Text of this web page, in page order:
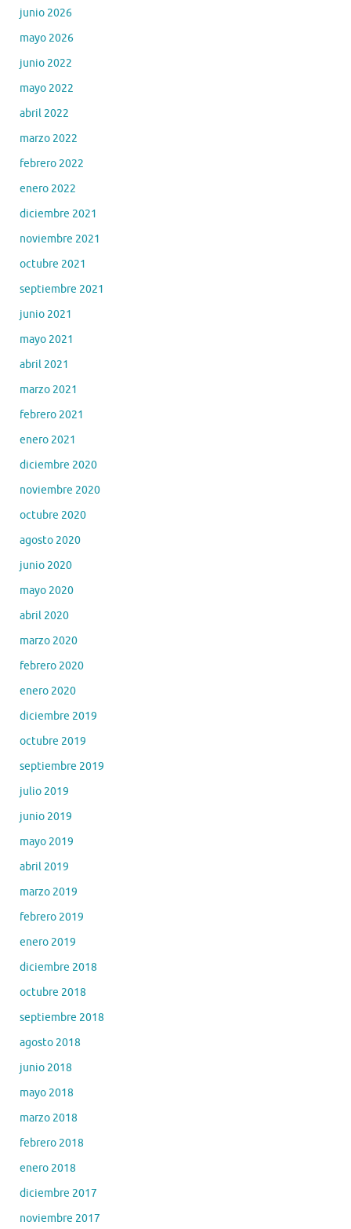
junio 2026
mayo 2026
junio 2022
mayo 2022
abril 2022
marzo 2022
febrero 2022
enero 2022
diciembre 2021
noviembre 2021
octubre 2021
septiembre 2021
junio 2021
mayo 2021
abril 2021
marzo 2021
febrero 2021
enero 2021
diciembre 2020
noviembre 2020
octubre 2020
agosto 2020
junio 2020
mayo 2020
abril 2020
marzo 2020
febrero 2020
enero 2020
diciembre 2019
octubre 2019
septiembre 2019
julio 2019
junio 2019
mayo 2019
abril 2019
marzo 2019
febrero 2019
enero 2019
diciembre 2018
octubre 2018
septiembre 2018
agosto 2018
junio 2018
mayo 2018
marzo 2018
febrero 2018
enero 2018
diciembre 2017
noviembre 2017